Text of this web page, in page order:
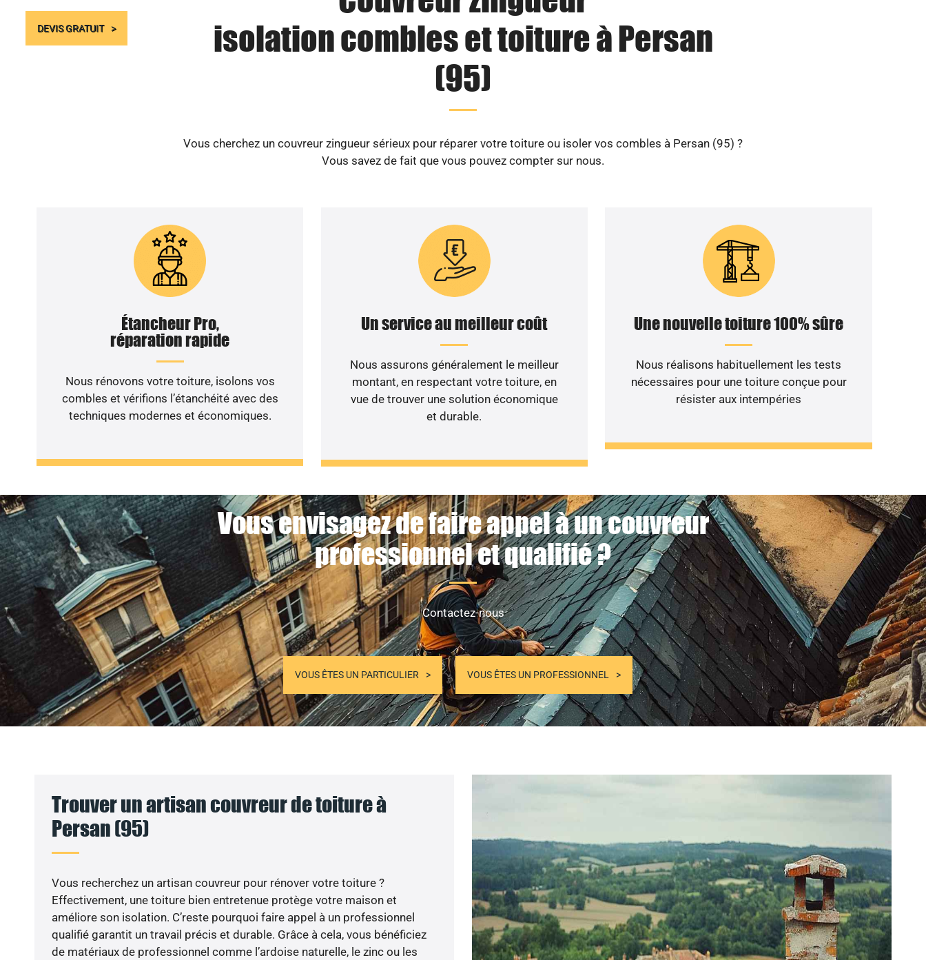
DEVIS GRATUIT
isolation combles et toiture à Persan
(95)
Vous cherchez un couvreur zingueur sérieux pour réparer votre toiture ou isoler vos combles à Persan (95) ?
Vous savez de fait que vous pouvez compter sur nous.
Étancheur Pro,
réparation rapide
Nous rénovons votre toiture, isolons vos
combles et vérifions l’étanchéité avec des
techniques modernes et économiques.
Un service au meilleur coût
Nous assurons généralement le meilleur
montant, en respectant votre toiture, en
vue de trouver une solution économique
et durable.
Une nouvelle toiture 100% sûre
Nous réalisons habituellement les tests
nécessaires pour une toiture conçue pour
résister aux intempéries
Vous envisagez de faire appel à un couvreur
professionnel et qualifié ?
Contactez-nous
VOUS ÊTES UN PARTICULIER VOUS ÊTES UN PROFESSIONNEL
Trouver un artisan couvreur de toiture à
Persan (95)
Vous recherchez un artisan couvreur pour rénover votre toiture ?
Effectivement, une toiture bien entretenue protège votre maison et
améliore son isolation. C’reste pourquoi faire appel à un professionnel
qualifié garantit un travail précis et durable. Grâce à cela, vous bénéficiez
de matériaux de professionnel comme l’ardoise naturelle, le zinc ou les